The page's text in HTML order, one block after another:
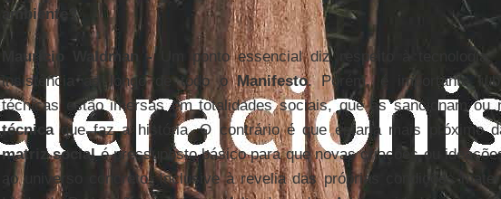
ambiente?
Maurício Waldman -Um ponto essencial diz respeito à tecnologia,
insistência ao longo de todo oManifesto. Porém, é importante
técnicas estão imersas em totalidades sociais, que as sancionam ou
técnicaque faz a história. O contrário é que estaria mais próximo
matriz socialé pressuposto básico para que novas criações ou
ao universo concreto. Inclusive à revelia das próprias condições